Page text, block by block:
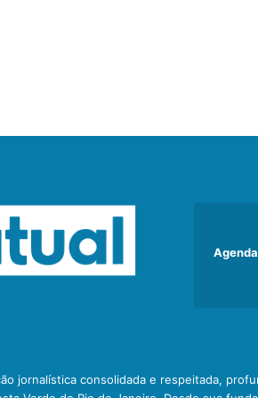
jornalística consolidada e respeitada,